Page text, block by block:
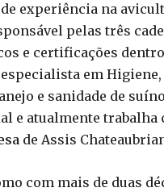
experiência na
pelas três
e certificações
especialista em
e sanidade de
e atualmente trabalha
de Assis
com mais de duas